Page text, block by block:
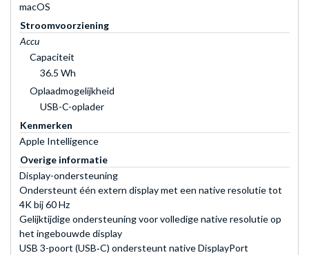
macOS
Stroomvoorziening
Accu
Capaciteit
36.5 Wh
Oplaadmogelijkheid
USB-C-oplader
Kenmerken
Apple Intelligence
Overige informatie
Display-ondersteuning
Ondersteunt één extern display met een native resolutie tot
4K bij 60 Hz
Gelijktijdige ondersteuning voor volledige native resolutie op
het ingebouwde display
USB 3-poort (USB‑C) ondersteunt native DisplayPort